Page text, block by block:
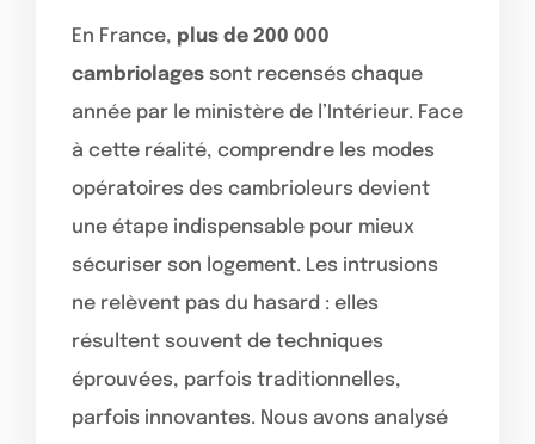
En France, plus de 200 000
cambriolages sont recensés chaque
année par le ministère de l’Intérieur. Face
à cette réalité, comprendre les modes
opératoires des cambrioleurs devient
une étape indispensable pour mieux
sécuriser son logement. Les intrusions
ne relèvent pas du hasard : elles
résultent souvent de techniques
éprouvées, parfois traditionnelles,
parfois innovantes. Nous avons analysé